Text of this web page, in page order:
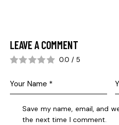
LEAVE A COMMENT
0.0 / 5
Save my name, email, and
the next time I comment.